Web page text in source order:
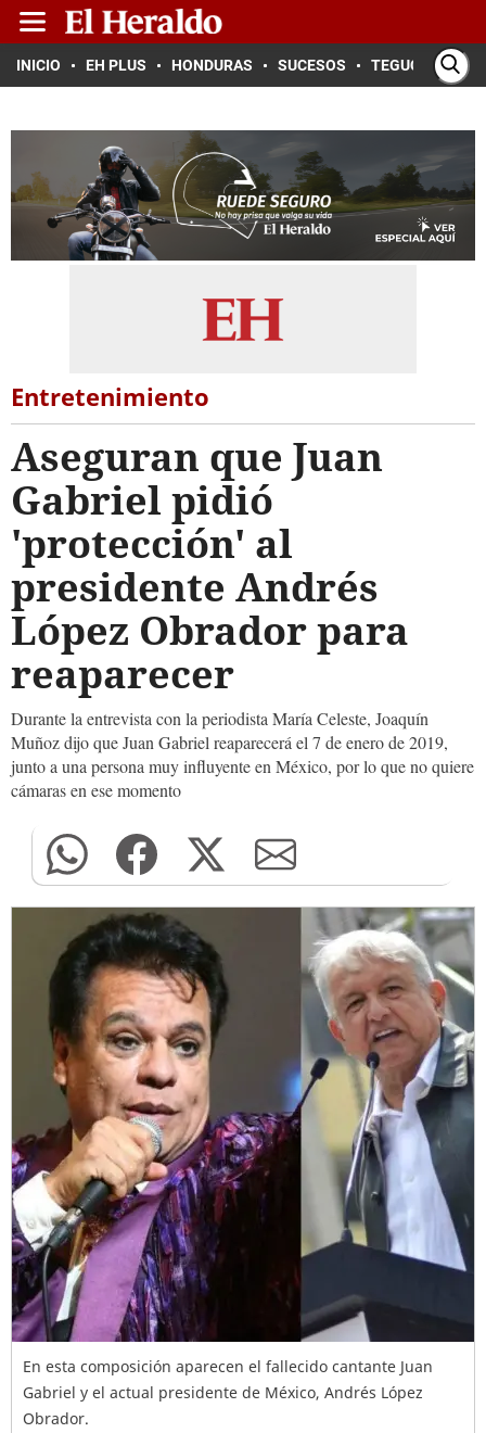
INICIO EH PLUS HONDURAS SUCESOS TEGUCIGALPA
Entretenimiento
Aseguran que Juan
Gabriel pidió
'protección' al
presidente Andrés
López Obrador para
reaparecer
Durante la entrevista con la periodista María Celeste, Joaquín
Muñoz dijo que Juan Gabriel reaparecerá el 7 de enero de 2019,
junto a una persona muy influyente en México, por lo que no quiere
cámaras en ese momento
En esta composición aparecen el fallecido cantante Juan
Gabriel y el actual presidente de México, Andrés López
Obrador.